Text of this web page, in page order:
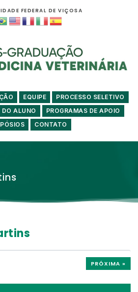
FEDERAL DE VIÇOSA
EQUIPE
PROCESSO SELETIVO
DO ALUNO
PROGRAMAS DE APOIO
CONTATO
PRÓXIMA »